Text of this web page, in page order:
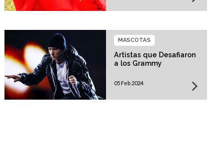
Artistas que Desafiaron
a los Grammy
MASCOTAS
05 Feb 2024